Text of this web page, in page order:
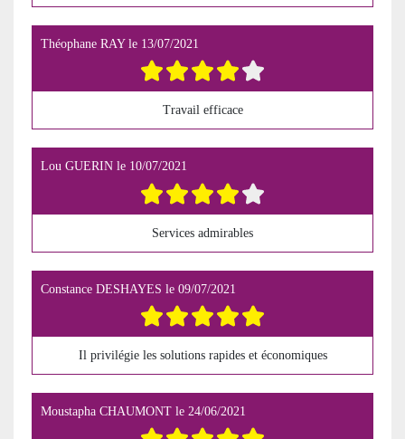
Théophane RAYle 13/07/2021
Travail efficace
Lou GUERIN le 10/07/2021
Services admirables
Constance DESHAYES le 09/07/2021
Il privilégie les solutions rapides et économiques
Moustapha CHAUMONT le 24/06/2021